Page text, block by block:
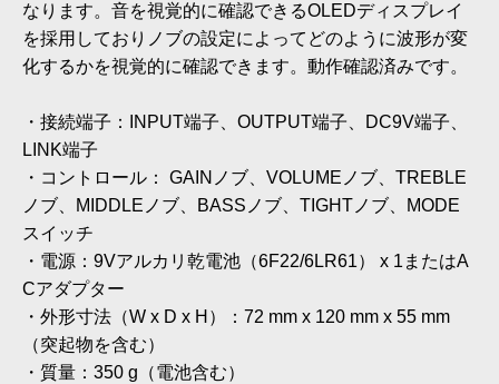
なります。音を視覚的に確認できるOLEDディスプレイ
を採用しておりノブの設定によってどのように波形が変
化するかを視覚的に確認できます。動作確認済みです。
・接続端子：INPUT端子、OUTPUT端子、DC9V端子、
LINK端子
・コントロール： GAINノブ、VOLUMEノブ、TREBLE
ノブ、MIDDLEノブ、BASSノブ、TIGHTノブ、MODE
スイッチ
・電源：9Vアルカリ乾電池（6F22/6LR61） x 1またはA
Cアダプター
・外形寸法（W x D x H）：72 mm x 120 mm x 55 mm
（突起物を含む）
・質量：350 g（電池含む）